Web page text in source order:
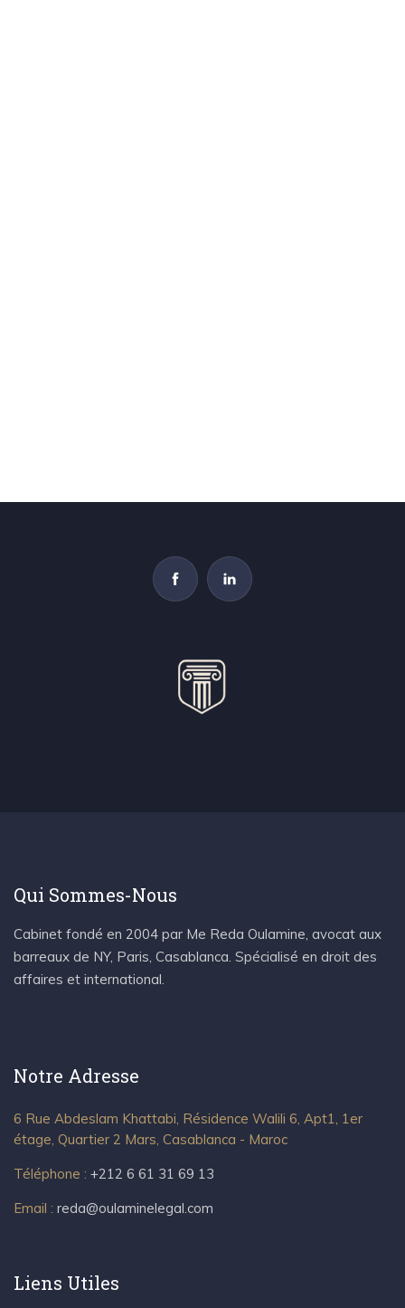
Qui Sommes-Nous
Cabinet fondé en 2004 par Me Reda Oulamine, avocat aux
barreaux de NY, Paris, Casablanca. Spécialisé en droit des
affaires et international.
Notre Adresse
6 Rue Abdeslam Khattabi, Résidence Walili 6, Apt1, 1er
étage, Quartier 2 Mars, Casablanca - Maroc
Téléphone : +212 6 61 31 69 13
Email : reda@oulaminelegal.com
Liens Utiles